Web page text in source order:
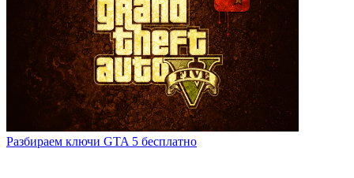
Разбираем ключи GTA 5 бесплатно